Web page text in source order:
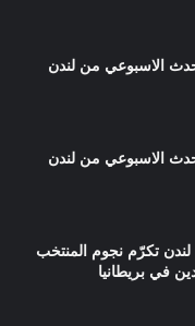
تكرّم نجوم المنتخب
في بريطانيا